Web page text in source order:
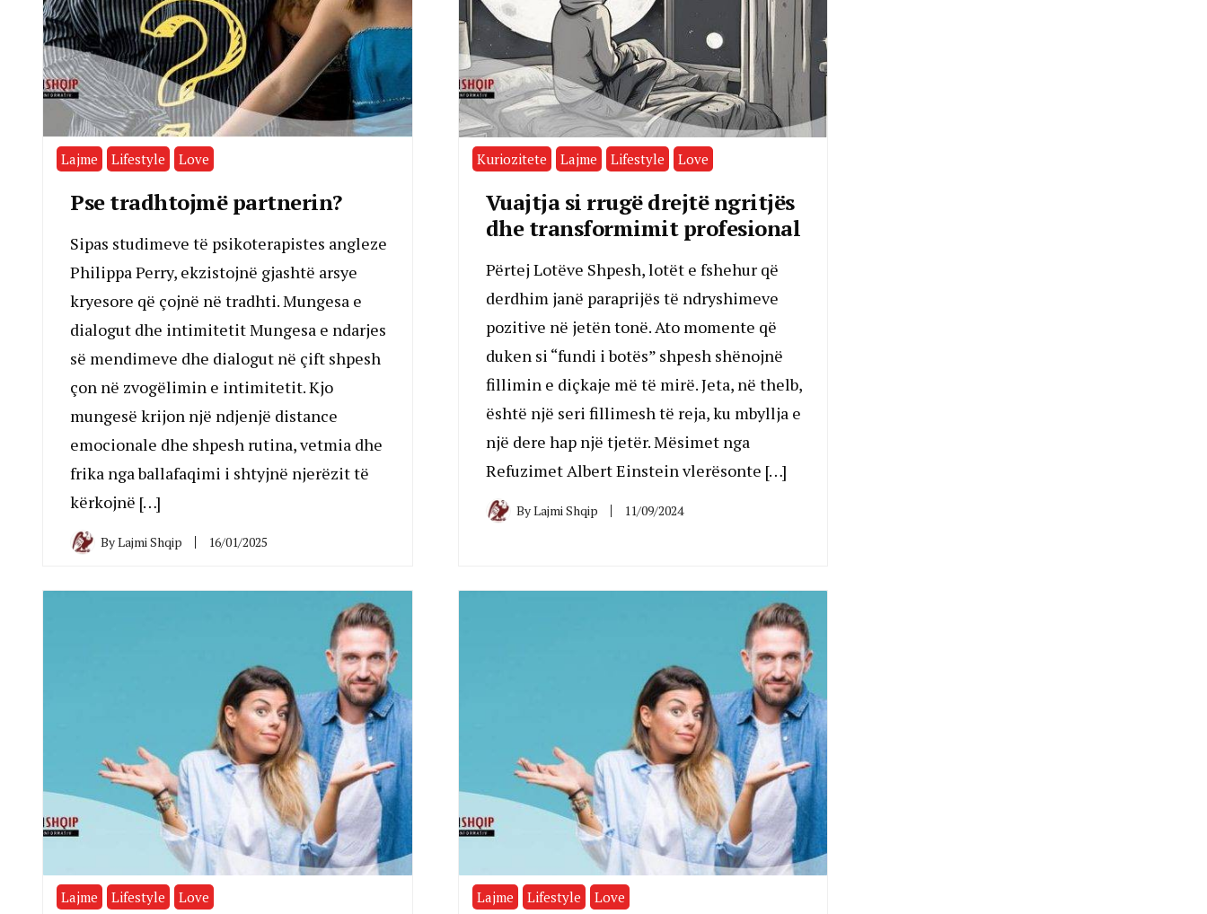
Lajme Lifestyle Love
Pse tradhtojmë partnerin?
Sipas studimeve të psikoterapistes angleze
Philippa Perry, ekzistojnë gjashtë arsye
kryesore që çojnë në tradhti. Mungesa e
dialogut dhe intimitetit Mungesa e ndarjes
së mendimeve dhe dialogut në çift shpesh
çon në zvogëlimin e intimitetit. Kjo
mungesë krijon një ndjenjë distance
emocionale dhe shpesh rutina, vetmia dhe
frika nga ballafaqimi i shtyjnë njerëzit të
kërkojnë […]
ByLajmi Shqip 16/01/2025
Kuriozitete Lajme Lifestyle Love
Vuajtja si rrugë drejtë ngritjës
dhe transformimit profesional
Përtej Lotëve Shpesh, lotët e fshehur që
derdhim janë paraprijës të ndryshimeve
pozitive në jetën tonë. Ato momente që
duken si “fundi i botës” shpesh shënojnë
fillimin e diçkaje më të mirë. Jeta, në thelb,
është një seri fillimesh të reja, ku mbyllja e
një dere hap një tjetër. Mësimet nga
Refuzimet Albert Einstein vlerësonte […]
ByLajmi Shqip 11/09/2024
Lajme Lifestyle Love Lajme Lifestyle Love